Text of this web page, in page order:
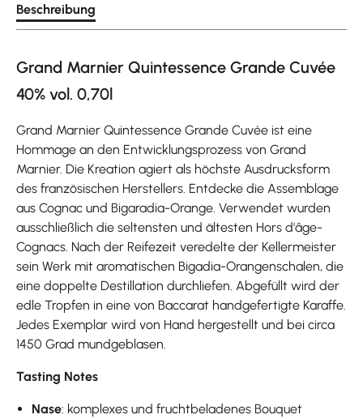
Beschreibung
Grand Marnier Quintessence Grande Cuvée
40% vol. 0,70l
Grand Marnier Quintessence Grande Cuvée ist eine
Hommage an den Entwicklungsprozess von Grand
Marnier. Die Kreation agiert als höchste Ausdrucksform
des französischen Herstellers. Entdecke die Assemblage
aus Cognac und Bigaradia-Orange. Verwendet wurden
ausschließlich die seltensten und ältesten Hors d'âge-
Cognacs. Nach der Reifezeit veredelte der Kellermeister
sein Werk mit aromatischen Bigadia-Orangenschalen, die
eine doppelte Destillation durchliefen. Abgefüllt wird der
edle Tropfen in eine von Baccarat handgefertigte Karaffe.
Jedes Exemplar wird von Hand hergestellt und bei circa
1450 Grad mundgeblasen.
Tasting Notes
Nase: komplexes und fruchtbeladenes Bouquet